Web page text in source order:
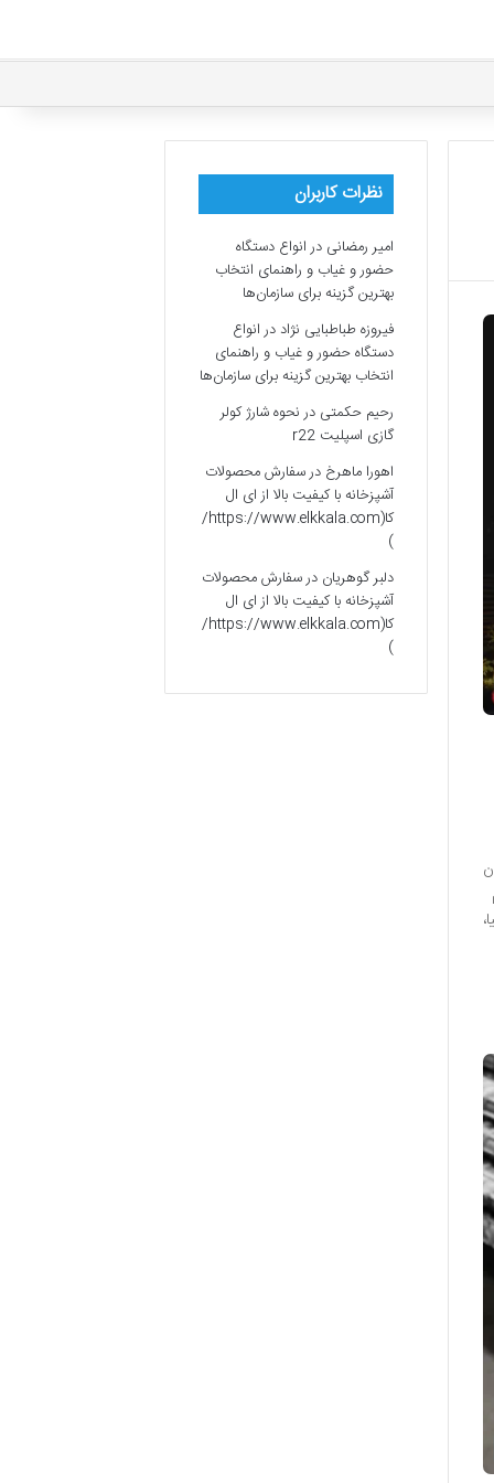
نظرات کاربران
امیر رمضانی درانواع دستگاه
حضور و غیاب و راهنمای انتخاب
بهترین گزینه برای سازمان‌ها
فیروزه طباطبایی نژاد درانواع
دستگاه حضور و غیاب و راهنمای
انتخاب بهترین گزینه برای سازمان‌ها
رحیم حکمتی درنحوه شارژ کولر
گازی اسپلیت r22
اهورا ماهرخ درسفارش محصولات
آشپزخانه با کیفیت بالا از ای ال
کا(https://www.elkkala.com/
)
دلبر گوهریان درسفارش محصولات
آشپزخانه با کیفیت بالا از ای ال
کا(https://www.elkkala.com/
)